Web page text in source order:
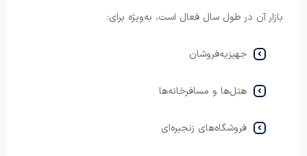
بازار آن در طول سال فعال است، به‌ویژه برای:
جهیزیه‌فروشان
هتل‌ها و مسافرخانه‌ها
فروشگاه‌های زنجیره‌ای